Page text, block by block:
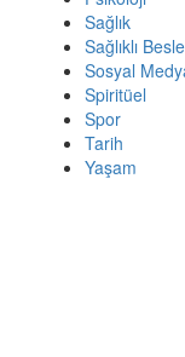
Sağlık
Sağlıklı
Sosyal
Spiritüel
Spor
Tarih
Yaşam